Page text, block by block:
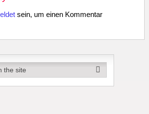
sein, um einen Kommentar